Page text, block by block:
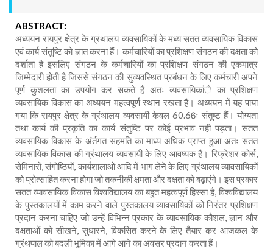
ABSTRACT:
अध्ययन रायपुर क्षेत्र के ग्रंथालय व्यवसायिकों के मध्य सतत व्यवसायिक विकास
एवं कार्य संतुष्टि को ज्ञात करना हैं। कर्मचारियों का प्रशिक्षण संगठन की दक्षता को
दर्शाता है इसलिए संगठन के कर्मचारियों का प्रशिक्षण संगठन की एकमात्र
जिम्मेदारी होती है जिससे संगठन की सुव्यवस्थित प्रबंधन के लिए कर्मचारी अपने
पूर्ण कुशलता का उपयोग कर सकते हैं अतः व्यवसायिकांे का प्रशिक्षण
व्यवसायिक विकास का अध्ययन महत्वपूर्ण स्थान रखता हैं। अध्ययन में यह पाया
गया कि रायपुर क्षेत्र के ग्रंथालय व्यवसायी केवल 60.66ः संतुष्ट हैं। योग्यता
तथा कार्य की प्रकृति का कार्य संतुष्टि पर कोई प्रभाव नही पड़ता। सतत
व्यवसायिक विकास के अंर्तगत सहमति का माध्य अधिक प्राप्त हुआ अतः सतत
व्यवसायिक विकास की ग्रंथालय व्यवसायी के लिए आवष्यक हैं। रिफ्रेशर कोर्स,
सेमिनारों, संगोष्ठियों, कार्यशालाओं आदि में भाग लेने के लिए ग्रंथालय व्यावसायिकों
को प्रोत्साहित करना होगा जो तकनीकी क्षमता और दक्षता को बढ़ाएंगे। इस प्रकार
सतत व्यावसायिक विकास विश्वविद्यालय का बहुत महत्वपूर्ण हिस्सा है, विश्वविद्यालय
के पुस्तकालयों में काम करने वाले पुस्तकालय व्यावसायिकों को निरंतर प्रशिक्षण
प्रदान करना चाहिए जो उन्हें विभिन्न प्रकार के व्यावसायिक कौशल, ज्ञान और
दक्षताओं को सीखने, सुधारने, विकसित करने के लिए तैयार कर आजकल के
ग्रंथपाल को बदली भूमिका में आगे आने का अवसर प्रदान करता हैं।